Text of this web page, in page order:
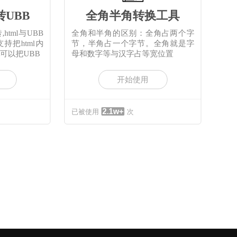
UBB
与UBB
持把html内
以把UBB
全角半角转换工具
全角和半角的区别：全角占两个字
节，半角占一个字节。全角就是字
母和数字等与汉字占等宽位置
开始使用
已被使用 2.1w+ 次